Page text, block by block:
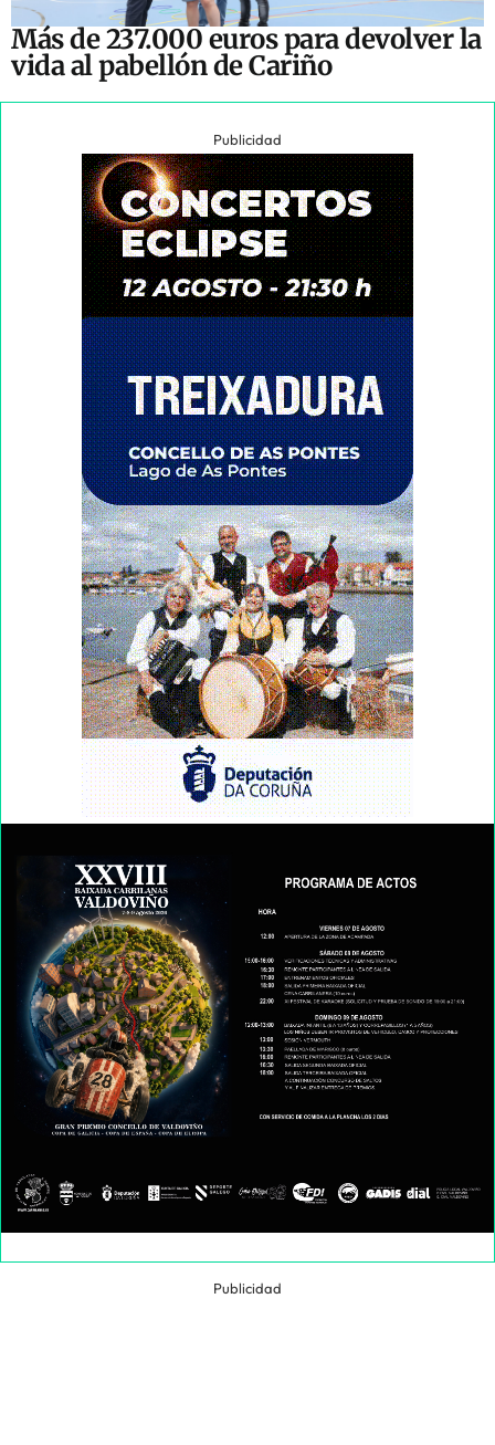
Más de 237.000 euros para devolver la
vida al pabellón de Cariño
Publicidad
Publicidad